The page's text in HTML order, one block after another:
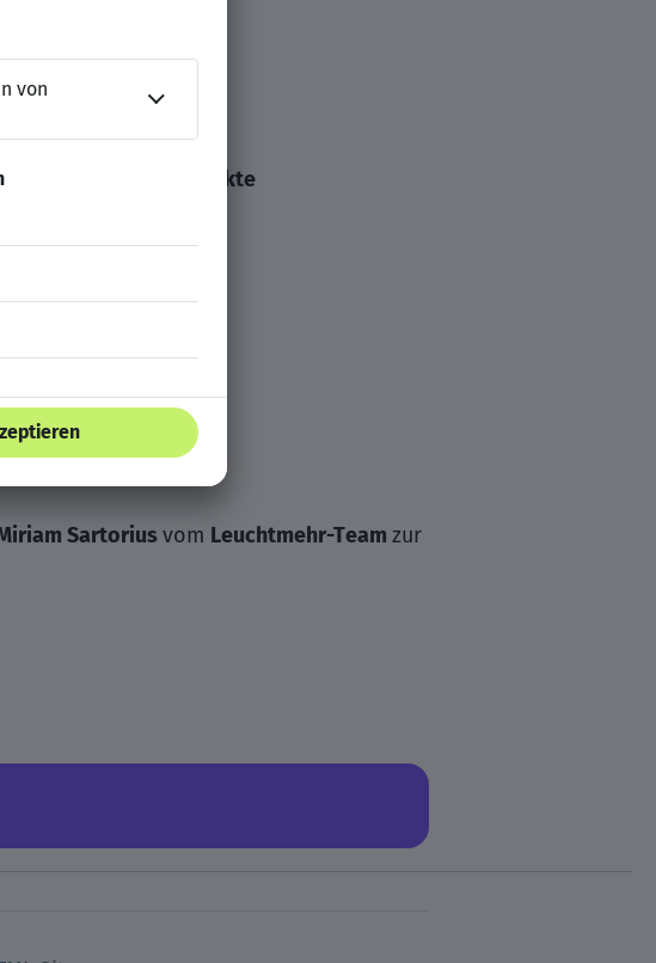
und Roll Out Projekte
Home Office
Sartoriusvom Leuchtmehr-Team zur